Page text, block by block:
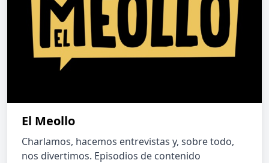
El Meollo
Charlamos, hacemos entrevistas y, sobre todo,
nos divertimos. Episodios de contenido